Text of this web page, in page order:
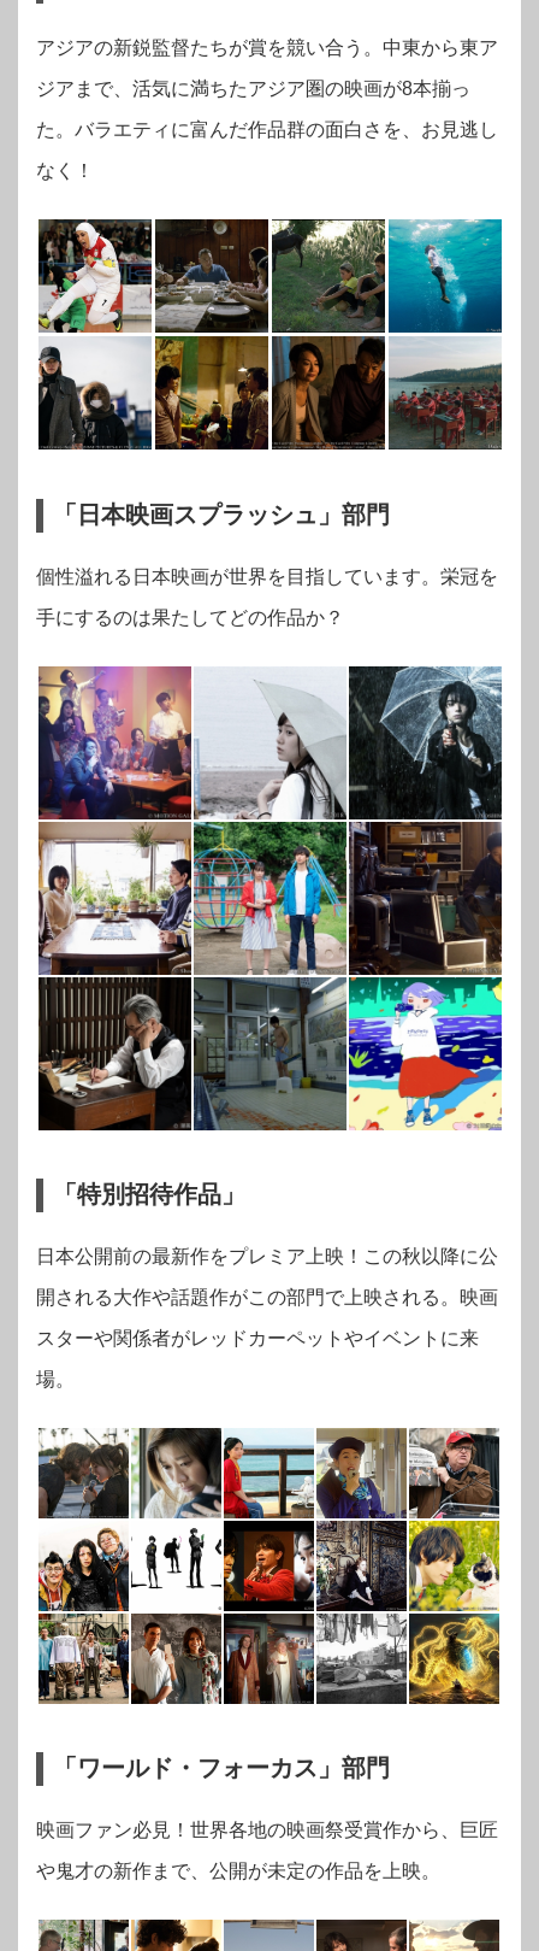
アジアの新鋭監督たちが賞を競い合う。中東から東ア
ジアまで、活気に満ちたアジア圏の映画が8本揃っ
た。バラエティに富んだ作品群の面白さを、お見逃し
なく！
「日本映画スプラッシュ」部門
個性溢れる日本映画が世界を目指しています。栄冠を
手にするのは果たしてどの作品か？
「特別招待作品」
日本公開前の最新作をプレミア上映！この秋以降に公
開される大作や話題作がこの部門で上映される。映画
スターや関係者がレッドカーペットやイベントに来
場。
「ワールド・フォーカス」部門
映画ファン必見！世界各地の映画祭受賞作から、巨匠
や鬼才の新作まで、公開が未定の作品を上映。